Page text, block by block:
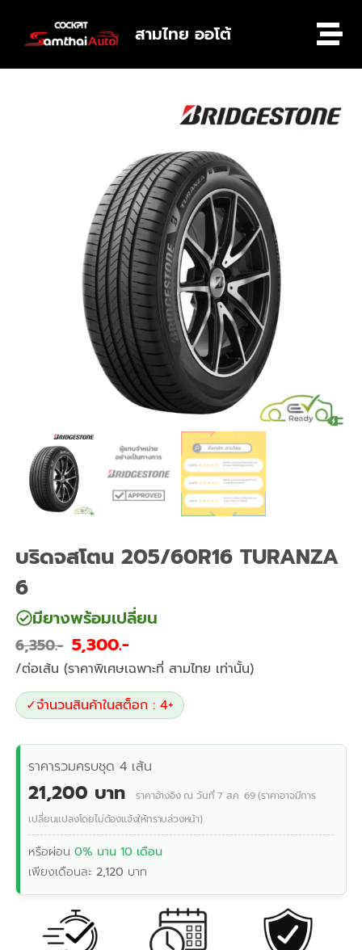
สามไทย ออโต้
บริดจสโตน 205/60R16 TURANZA
6
มียางพร้อมเปลี่ยน
6,350 5,300
/ต่อเส้น (ราคาพิเศษเฉพาะที่ สามไทย เท่านั้น)
✓จำนวนสินค้าในสต็อก : 4+
ราคารวมครบชุด 4 เส้น
21,200 บาท
ราคาอ้างอิง ณ วันที่ 7 ส.ค. 69 (ราคาอาจมีการ
เปลี่ยนแปลงโดยไม่ต้องแจ้งให้ทราบล่วงหน้า)
หรือผ่อน0% นาน 10 เดือน
เพียงเดือนละ2,120 บาท